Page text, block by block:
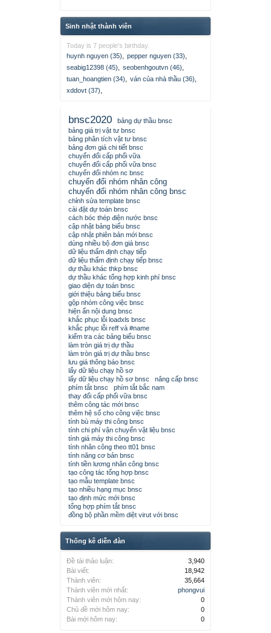
Sinh nhật thành viên
Today is 7 people's birthday.
huynh nguyen (35)
pepper nguyen (33)
seabig12398 (45)
seobenhgoutvn (46)
tuan_hoangtien (34)
ván của nhà thầu (36)
xddovt (37)
bnsc2020
bảng dự thầu bnsc
bảng giá trị vật tư bnsc
bảng phân tích vật tư bnsc
bảng đơn giá chi tiết bnsc
chuyển đổi cấp phối vữa
chuyển đổi cấp phối vữa bnsc
chuyển đổi nhóm nc bnsc
chuyển đổi nhóm nhân công
chuyển đổi nhóm nhân công bnsc
chỉnh sửa template bnsc
cài đặt dự toán bnsc
cách bóc thép điện nước bnsc
cập nhật bảng biểu bnsc
cập nhật phiên bản mới bnsc
dùng nhiều bộ đơn giá bnsc
dữ liệu thẩm định chạy tiếp
dữ liệu thẩm định chạy tiếp bnsc
dự thầu khác thkp bnsc
dự thầu khác tổng hợp kinh phí bnsc
giao diện dự toán bnsc
giới thiệu bảng biểu bnsc
gộp nhóm công việc bnsc
hiện ẩn nội dung bnsc
khắc phục lỗi loadxls bnsc
khắc phục lỗi reff và #name
kiểm tra các bảng biểu bnsc
làm tròn giá trị dự thầu
làm tròn giá trị dự thầu bnsc
lưu giá thông báo bnsc
lấy dữ liệu chạy hồ sơ
lấy dữ liệu chạy hồ sơ bnsc
nâng cấp bnsc
phím tắt bnsc
phím tắt bắc nam
thay đổi cấp phối vữa bnsc
thêm công tác mới bnsc
thêm hệ số cho công việc bnsc
tính bù máy thi công bnsc
tính chi phí vận chuyển vật liệu bnsc
tính giá máy thi công bnsc
tính nhân công theo tt01 bnsc
tính năng cơ bản bnsc
tính tiền lương nhân công bnsc
tạo công tác tổng hợp bnsc
tạo mẫu template bnsc
tạo nhiều hạng mục bnsc
tạo định mức mới bnsc
tổng hợp phím tắt bnsc
đồng bộ phần mềm diệt virut với bnsc
Thống kê diễn đàn
Đề tài thảo luận:
3,940
Bài viết:
18,942
Thành viên:
35,664
Thành viên mới nhất:
phongvui
Thành viên mới hôm nay:
0
Chủ đề mới hôm nay:
0
Bài mới hôm nay:
0